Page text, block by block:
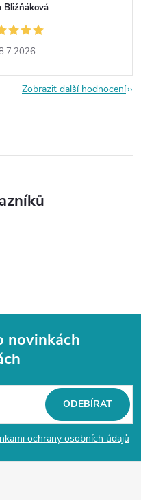
Bližňáková
Zobrazit další hodnocení
novinkách
ochrany osobních údajů
ODEBÍRAT